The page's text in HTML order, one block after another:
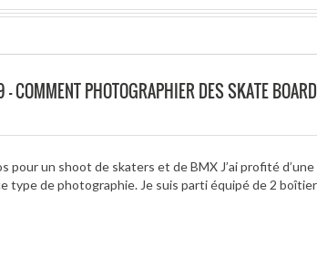
COMMENT PHOTOGRAPHIER DES SKATE
pour un shoot de skaters et de BMX J’ai profité
type de photographie. Je suis parti équipé de 2